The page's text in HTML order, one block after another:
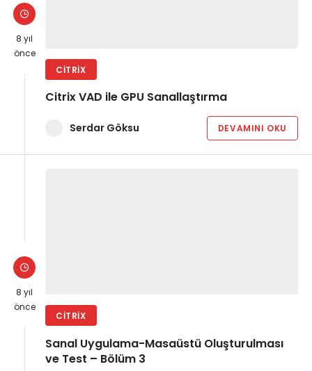
8 yıl
önce
CITRIX
Citrix VAD ile GPU Sanallaştırma
Serdar Göksu DEVAMINI OKU
8 yıl
önce
CITRIX
Sanal Uygulama-Masaüstü Oluşturulması
ve Test – Bölüm 3